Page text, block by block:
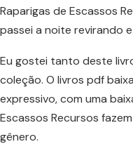
Raparigas de Escassos
passei a noite revirando
Eu gostei tanto deste
coleção. O livros pdf
expressivo, com uma
Escassos Recursos
gênero.